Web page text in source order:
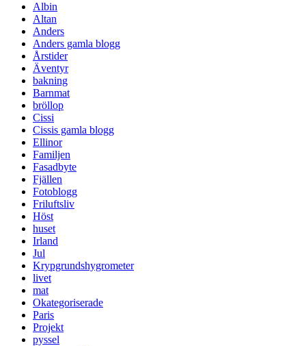
Albin
Altan
Anders
Anders gamla blogg
Årstider
Äventyr
bakning
Barnmat
bröllop
Cissi
Cissis gamla blogg
Ellinor
Familjen
Fasadbyte
Fjällen
Fotoblogg
Friluftsliv
Höst
huset
Irland
Jul
Krypgrundshygrometer
livet
mat
Okategoriserade
Paris
Projekt
pyssel